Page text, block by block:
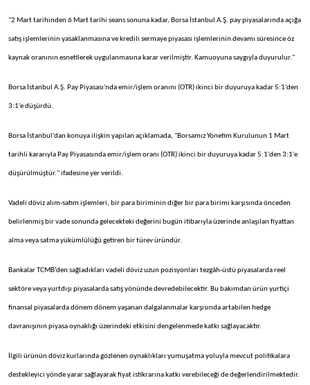
"2 Mart tarihinden 6 Mart tarihi seans sonuna kadar, Borsa İstanbul A.Ş. pay piyasalarında açığa
satış işlemlerinin yasaklanmasına ve kredili sermaye piyasası işlemlerinin devamı süresince öz
kaynak oranının esnetilerek uygulanmasına karar verilmiştir. Kamuoyuna saygıyla duyurulur."
Borsa İstanbul A.Ş. Pay Piyasası'nda emir/işlem oranını (OTR) ikinci bir duyuruya kadar 5:1'den
3:1'e düşürdü.
Borsa İstanbul'dan konuya ilişkin yapılan açıklamada, "Borsamız Yönetim Kurulunun 1 Mart
tarihli kararıyla Pay Piyasasında emir/işlem oranı (OTR) ikinci bir duyuruya kadar 5:1'den 3:1'e
düşürülmüştür." ifadesine yer verildi.
Vadeli döviz alım-satım işlemleri, bir para biriminin diğer bir para birimi karşısında önceden
belirlenmiş bir vade sonunda gelecekteki değerini bugün itibarıyla üzerinde anlaşılan fiyattan
alma veya satma yükümlülüğü getiren bir türev üründür.
Bankalar TCMB’den sağladıkları vadeli döviz uzun pozisyonları tezgâh-üstü piyasalarda reel
sektöre veya yurtdışı piyasalarda satış yönünde devredebilecektir. Bu bakımdan ürün yurtiçi
finansal piyasalarda dönem dönem yaşanan dalgalanmalar karşısında artabilen hedge
davranışının piyasa oynaklığı üzerindeki etkisini dengelenmede katkı sağlayacaktır.
İlgili ürünün döviz kurlarında gözlenen oynaklıkları yumuşatma yoluyla mevcut politikalara
destekleyici yönde yarar sağlayarak fiyat istikrarına katkı verebileceği de değerlendirilmektedir.